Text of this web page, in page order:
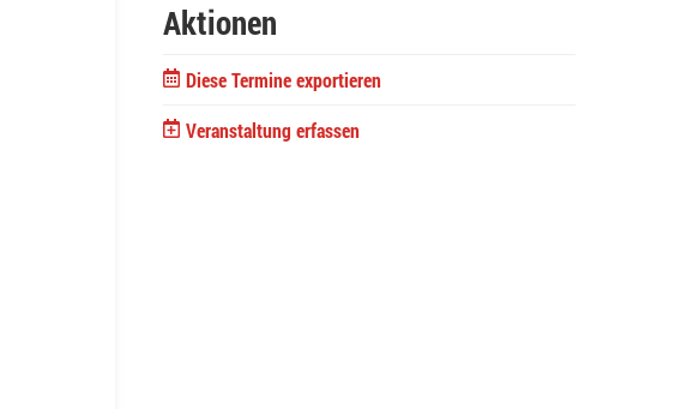
Aktionen
Diese Termine exportieren
Veranstaltung erfassen